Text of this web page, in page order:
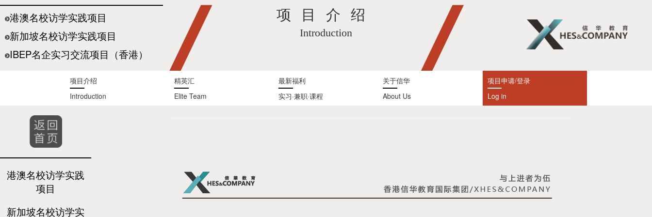
港澳名校访学实践项目
新加坡名校访学实践项目
IBEP名企实习交流项目（香港）
项目介绍
Introduction
项目介绍
Introduction
精英汇
Elite Team
最新福利
实习·兼职·课程
关于信华
About Us
项目申请/登录
Log in
港澳名校访学实践
项目
新加坡名校访学实